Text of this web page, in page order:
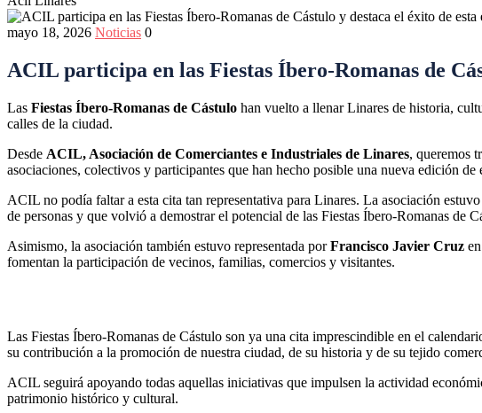
mayo 18, 2026 Noticias 0
ACIL participa en las Fiestas Íbero-Romanas de
Las Fiestas Íbero-Romanas de Cástulo han vuelto a llenar Linares de historia,
calles de la ciudad.
Desde ACIL, Asociación de Comerciantes e Industriales de Linares, queremos
asociaciones, colectivos y participantes que han hecho posible una nueva edición de
ACIL no podía faltar a esta cita tan representativa para Linares. La asociación
de personas y que volvió a demostrar el potencial de las Fiestas Íbero-Romanas de
Asimismo, la asociación también estuvo representada porFrancisco Javier Cruz
fomentan la participación de vecinos, familias, comercios y visitantes.
Las Fiestas Íbero-Romanas de Cástulo son ya una cita imprescindible en el
su contribución a la promoción de nuestra ciudad, de su historia y de su tejido
ACIL seguirá apoyando todas aquellas iniciativas que impulsen la actividad
patrimonio histórico y cultural.